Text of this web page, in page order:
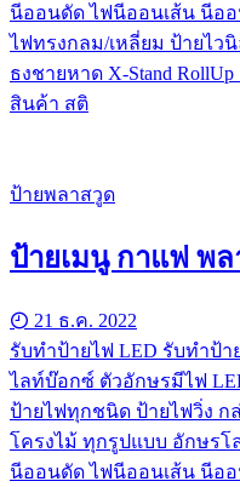
นีออนดัด ไฟนีออนเส้น นีออ
ไฟทรงกลม/เหลี่ยม ป้ายไวนิ
ธงชายหาด X-Stand
สินค้า สติ
ป้ายพลาสวูด
ป้ายเมนู กาแฟ พ
21 ธ.ค. 2022
รับทําป้ายไฟ LED รับทำป้า
ไลท์บ๊อกซ์ ตัวอักษรมีไฟ
ป้ายไฟทุกชนิด ป้ายไฟวิ่ง ก
โครงไม้ ทุกรูปแบบ อักษรโ
นีออนดัด ไฟนีออนเส้น นีออ